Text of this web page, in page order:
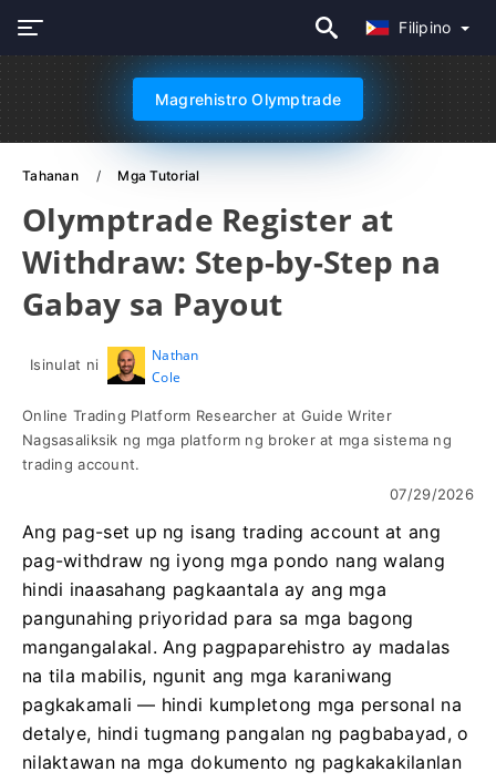
Filipino
Magrehistro Olymptrade
Tahanan Mga Tutorial
Olymptrade Register at
Withdraw: Step-by-Step na
Gabay sa Payout
Isinulat ni
Nathan
Cole
Online Trading Platform Researcher at Guide Writer
Nagsasaliksik ng mga platform ng broker at mga sistema ng
trading account.
07/29/2026
Ang pag-set up ng isang trading account at ang
pag-withdraw ng iyong mga pondo nang walang
hindi inaasahang pagkaantala ay ang mga
pangunahing priyoridad para sa mga bagong
mangangalakal. Ang pagpaparehistro ay madalas
na tila mabilis, ngunit ang mga karaniwang
pagkakamali — hindi kumpletong mga personal na
detalye, hindi tugmang pangalan ng pagbabayad, o
nilaktawan na mga dokumento ng pagkakakilanlan